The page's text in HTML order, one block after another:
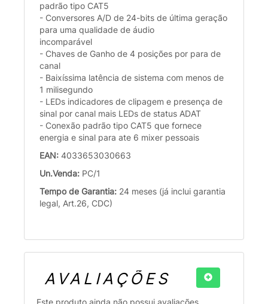
padrão tipo CAT5
- Conversores A/D de 24-bits de última geração
para uma qualidade de áudio
incomparável
- Chaves de Ganho de 4 posições por para de
canal
- Baixíssima latência de sistema com menos de
1 milisegundo
- LEDs indicadores de clipagem e presença de
sinal por canal mais LEDs de status ADAT
- Conexão padrão tipo CAT5 que fornece
energia e sinal para ate 6 mixer pessoais
EAN: 4033653030663
Un.Venda: PC/1
Tempo de Garantia: 24 meses (já inclui garantia
legal, Art.26, CDC)
AVALIAÇÕES
Este produto ainda não possui avaliações